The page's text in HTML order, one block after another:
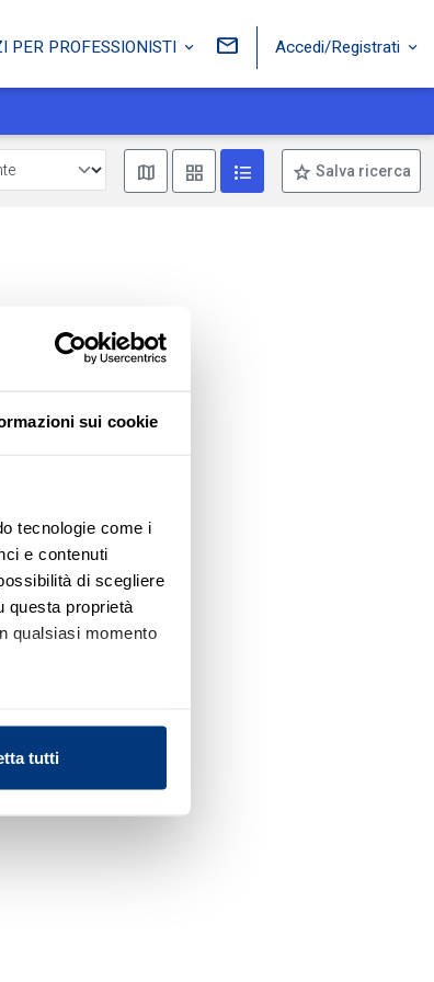
sui cookie
tecnologie come i
e contenuti
di scegliere
questa proprietà
qualsiasi momento
(impronte
tutti
PER PROFESSIONISTI Accedi/Registrati
Mostra mappaMostra come box
Mostra come lista
Salva ricerca